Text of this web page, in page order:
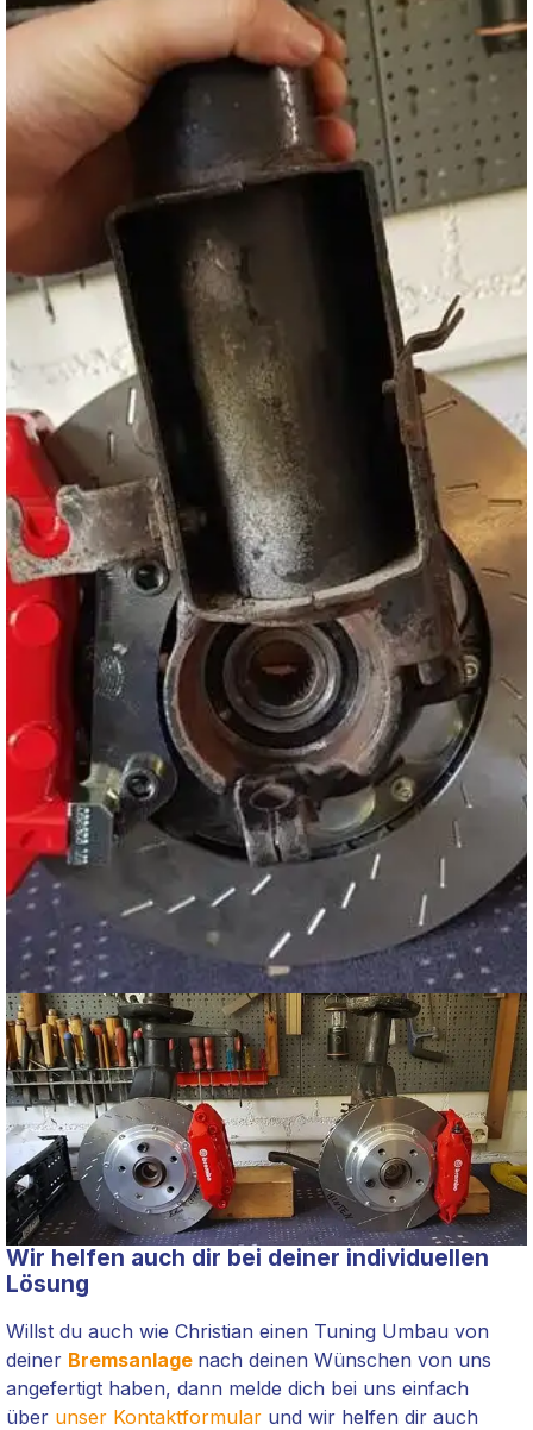
Wir helfen auch dir bei deiner individuellen
Lösung
Willst du auch wie Christian einen Tuning Umbau von
deiner Bremsanlage nach deinen Wünschen von uns
angefertigt haben, dann melde dich bei uns einfach
über unser Kontaktformular und wir helfen dir auch